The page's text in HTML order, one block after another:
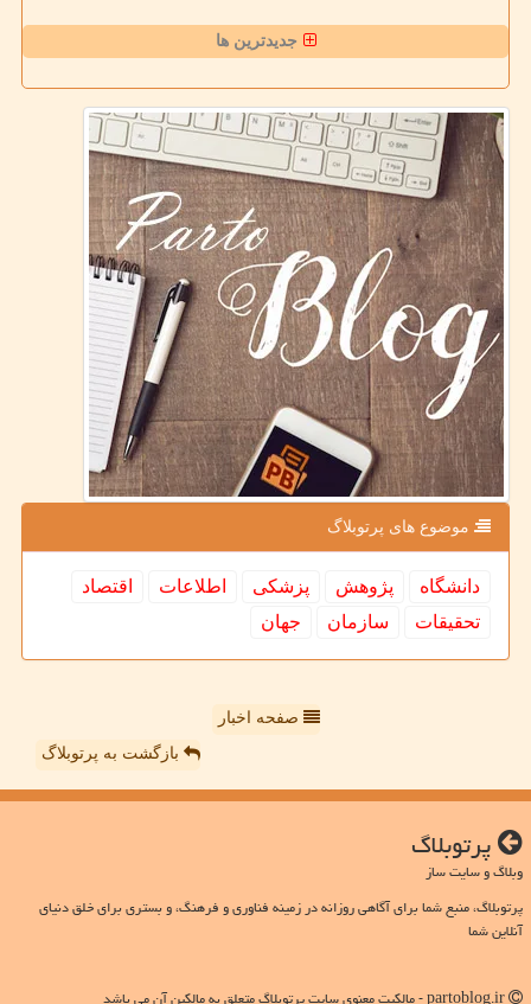
جدیدترین ها
موضوع های پرتوبلاگ
دانشگاه پژوهش پزشكی اطلاعات
اقتصاد
تحقیقات
سازمان جهان
صفحه اخبار
بازگشت به پرتوبلاگ
پرتوبلاگ
وبلاگ و سایت ساز
پرتوبلاگ، منبع شما برای آگاهی روزانه در زمینه فناوری و فرهنگ، و بستری برای خلق دنیای
آنلاین شما